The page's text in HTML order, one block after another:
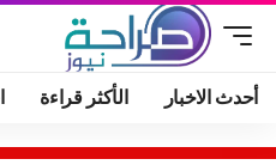
أحدث الاخبار الأكثر قراءة